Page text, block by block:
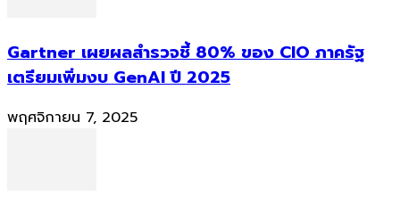
Gartner เผยผลสำรวจชี้ 80% ของ CIO ภาครัฐ
เตรียมเพิ่มงบ GenAI ปี 2025
พฤศจิกายน 7, 2025